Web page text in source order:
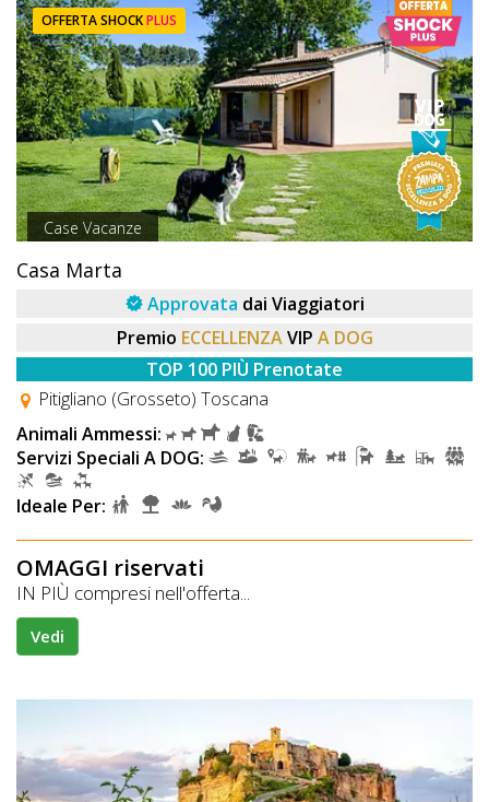
OFFERTA SHOCKPLUS
Case Vacanze
Casa Marta
Approvata dai Viaggiatori
Premio ECCELLENZA VIP A DOG
TOP 100 PIÙ Prenotate
Pitigliano (Grosseto) Toscana
Animali Ammessi:
Servizi Speciali A DOG:
Ideale Per:
OMAGGI riservati
IN PIÙ compresi nell'offerta...
Vedi